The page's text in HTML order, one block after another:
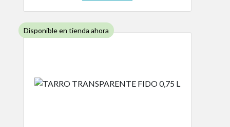
Disponible en tienda ahora